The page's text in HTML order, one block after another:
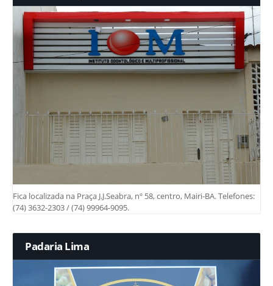
Fica localizada na Praça J.J.Seabra, nº 58, centro, Mairi-BA. Telefones:
(74) 3632-2303 / (74) 99964-9095.
Padaria Lima